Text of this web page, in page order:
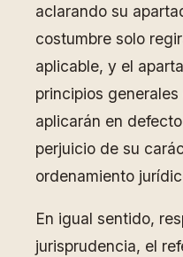
aclarando su
costumbre solo
aplicable, y el
principios
aplicarán en
perjuicio de su
ordenamiento
En igual sentido,
jurisprudencia, el